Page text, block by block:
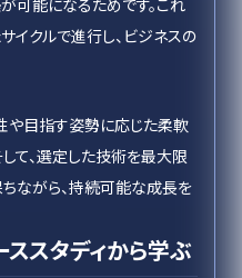
可能になるためです。これ
イクルで進行し、ビジネスの
や目指す姿勢に応じた柔軟
て、選定した技術を最大限
ながら、持続可能な成長を
スタディから学ぶ